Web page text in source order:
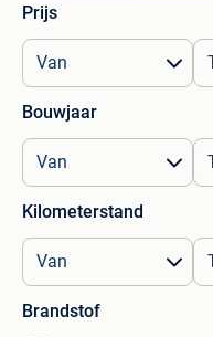
Prijs
Bouwjaar
Kilometerstand
Brandstof